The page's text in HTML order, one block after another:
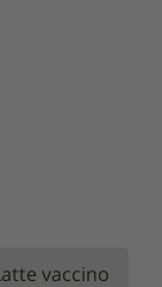
vaccino